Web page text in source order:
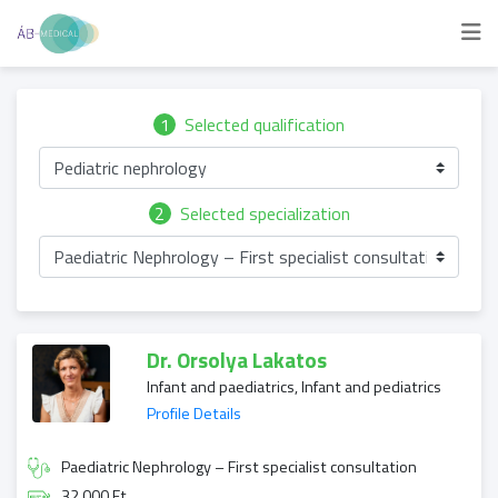
1 Selected qualification
Pediatric nephrology
2
Selected specialization
Paediatric Nephrology – First specialist consultation
Dr. Orsolya Lakatos
Infant and paediatrics, Infant and pediatrics
Profile Details
Paediatric Nephrology – First specialist consultation